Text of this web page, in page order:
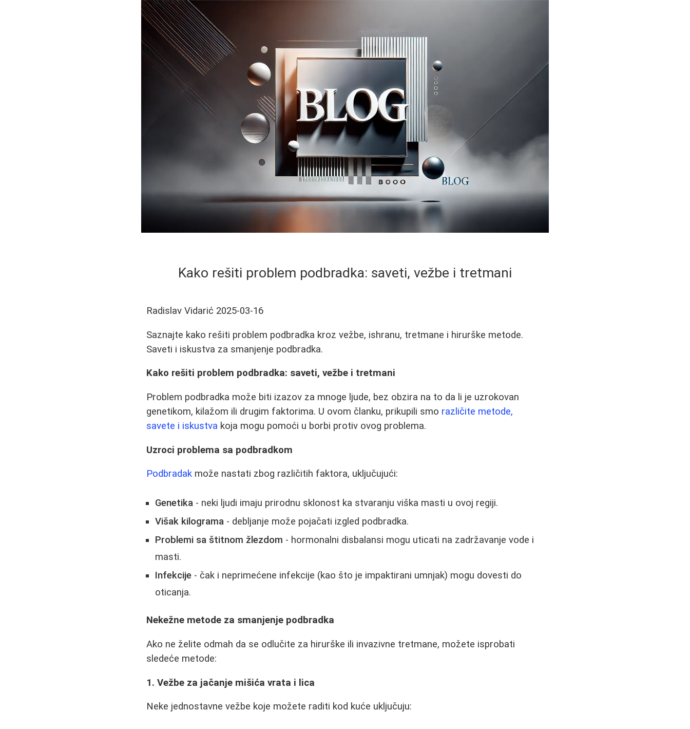
Kako rešiti problem podbradka: saveti, vežbe i tretmani
Radislav Vidarić 2025-03-16
Saznajte kako rešiti problem podbradka kroz vežbe, ishranu, tretmane i hirurške metode.
Saveti i iskustva za smanjenje podbradka.
Kako rešiti problem podbradka: saveti, vežbe i tretmani
Problem podbradka može biti izazov za mnoge ljude, bez obzira na to da li je uzrokovan
genetikom, kilažom ili drugim faktorima. U ovom članku, prikupili smo različite metode,
savete i iskustva koja mogu pomoći u borbi protiv ovog problema.
Uzroci problema sa podbradkom
Podbradak može nastati zbog različitih faktora, uključujući:
Genetika - neki ljudi imaju prirodnu sklonost ka stvaranju viška masti u ovoj regiji.
Višak kilograma - debljanje može pojačati izgled podbradka.
Problemi sa štitnom žlezdom - hormonalni disbalansi mogu uticati na zadržavanje vode i
masti.
Infekcije - čak i neprimećene infekcije (kao što je impaktirani umnjak) mogu dovesti do
oticanja.
Nekežne metode za smanjenje podbradka
Ako ne želite odmah da se odlučite za hirurške ili invazivne tretmane, možete isprobati
sledeće metode:
1. Vežbe za jačanje mišića vrata i lica
Neke jednostavne vežbe koje možete raditi kod kuće uključuju: